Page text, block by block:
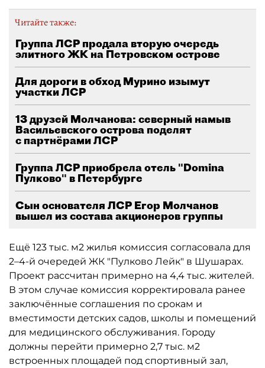
Читайте также:
Группа ЛСР продала вторую очередь
элитного ЖК на Петровском острове
Для дороги в обход Мурино изымут
участки ЛСР
13 друзей Молчанова: северный намыв
Васильевского острова поделят
с партнёрами ЛСР
Группа ЛСР приобрела отель "Domina
Пулково" в Петербурге
Сын основателя ЛСР Егор Молчанов
вышел из состава акционеров группы
Ещё 123 тыс. м2 жилья комиссия согласовала для
2–4-й очередей ЖК "Пулково Лейк" в Шушарах.
Проект рассчитан примерно на 4,4 тыс. жителей.
В этом случае комиссия корректировала ранее
заключённые соглашения по срокам и
вместимости детских садов, школы и помещений
для медицинского обслуживания. Городу
должны перейти примерно 2,7 тыс. м2
встроенных площадей под спортивный зал,